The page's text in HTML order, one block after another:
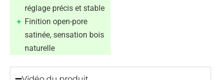
réglage précis et stable
Finition open-pore
satinée, sensation bois
naturelle